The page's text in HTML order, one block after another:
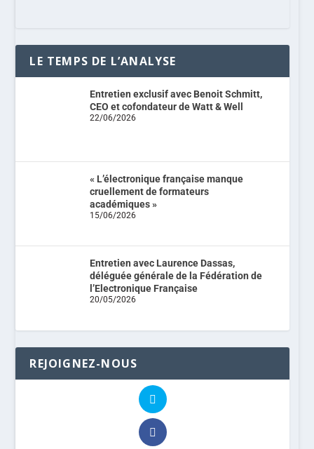
LE TEMPS DE L’ANALYSE
Entretien exclusif avec Benoit Schmitt,
CEO et cofondateur de Watt & Well
22/06/2026
« L’électronique française manque
cruellement de formateurs
académiques »
15/06/2026
Entretien avec Laurence Dassas,
déléguée générale de la Fédération de
l’Electronique Française
20/05/2026
REJOIGNEZ-NOUS